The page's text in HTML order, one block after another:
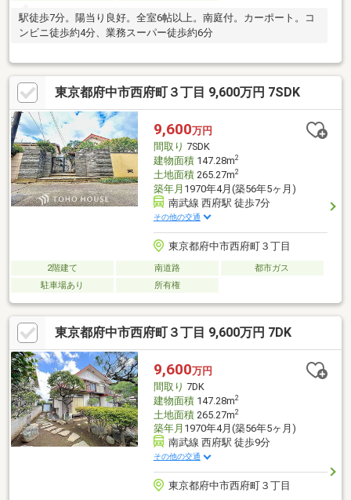
駅徒歩7分。陽当り良好。全室6帖以上。南庭付。カーポート。コ
ンビニ徒歩約4分、業務スーパー徒歩約6分
東京都府中市西府町３丁目 9,600万円 7SDK
9,600万円
間取り 7SDK
建物面積147.28m2
土地面積265.27m2
築年月 1970年4月(築56年5ヶ月)
南武線 西府駅 徒歩7分
その他の交通
東京都府中市西府町３丁目
2階建て 南道路
都市ガス
駐車場あり
所有権
東京都府中市西府町３丁目 9,600万円 7DK
9,600万円
間取り 7DK
建物面積147.28m2
土地面積265.27m2
築年月 1970年4月(築56年5ヶ月)
南武線 西府駅 徒歩9分
その他の交通
東京都府中市西府町３丁目